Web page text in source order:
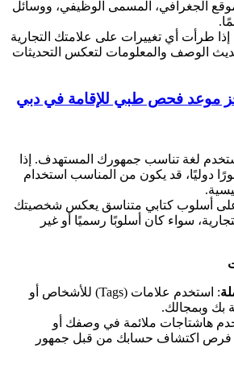
الجغرافي، المسمى الوظيفي، ووسائل
إذا طرأت أي تغييرات على علامتك التجارية
الوصف والمعلومات لتعكس التحديثات
موعد فحص طبي للإقامة في دبي
لغة تناسب جمهورك المستهدف. إذا
دوليًا، قد يكون من المناسب استخدام
أسلوب كتابي متناسق يعكس شخصيتك
سواء كان أسلوبًا رسميًا أو غير
: استخدم علامات (Tags) للأشخاص أو
بك وبمجالك.
هاشتاجات ملائمة في وصفك أو
فرص اكتشاف حسابك من قبل جمهور